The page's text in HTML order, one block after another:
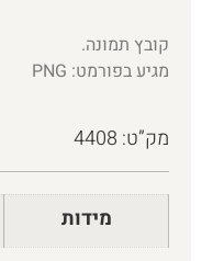
קובץ תמונה.
מגיע בפורמט: PNG
מק”ט: 4408
מידות